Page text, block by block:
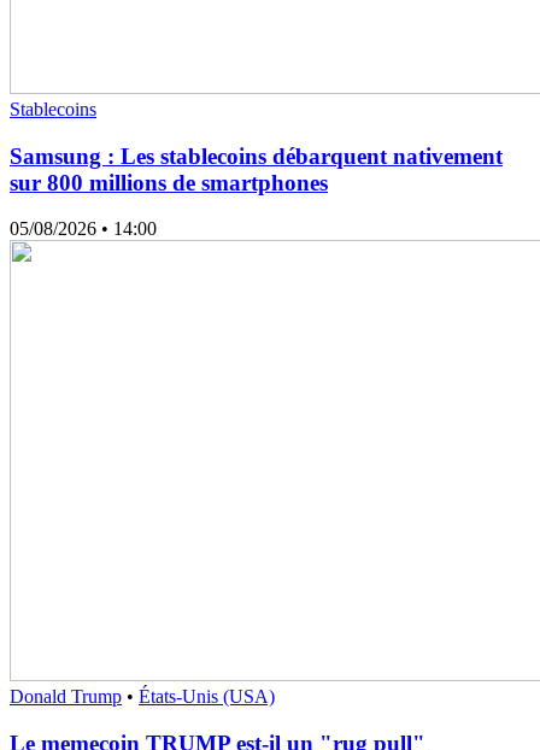
Stablecoins
Samsung : Les stablecoins débarquent nativement
sur 800 millions de smartphones
05/08/2026 • 14:00
Donald Trump • États-Unis (USA)
Le memecoin TRUMP est-il un "rug pull"